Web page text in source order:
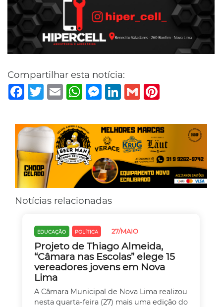
Compartilhar esta notícia:
Facebook
TwitterEmail WhatsAppMessenger
LinkedIn
Gmail
Notícias relacionadas
EDUCAÇÃO POLÍTICA 27/MAIO
Projeto de Thiago Almeida,
“Câmara nas Escolas” elege 15
vereadores jovens em Nova
Lima
A Câmara Municipal de Nova Lima realizou
nesta quarta-feira (27) mais uma edição do